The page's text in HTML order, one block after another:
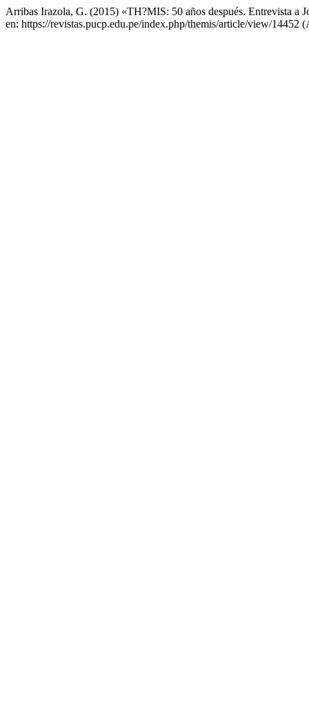
Arribas Irazola, G. (2015) «TH?MIS: 50 años después. Entrevista a
en: https://revistas.pucp.edu.pe/index.php/themis/article/view/14452